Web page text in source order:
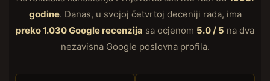
godine. Danas, u svojoj četvrtoj deceniji rada, ima
preko 1.030 Google recenzija sa ocjenom 5.0 / 5 na dva
nezavisna Google poslovna profila.